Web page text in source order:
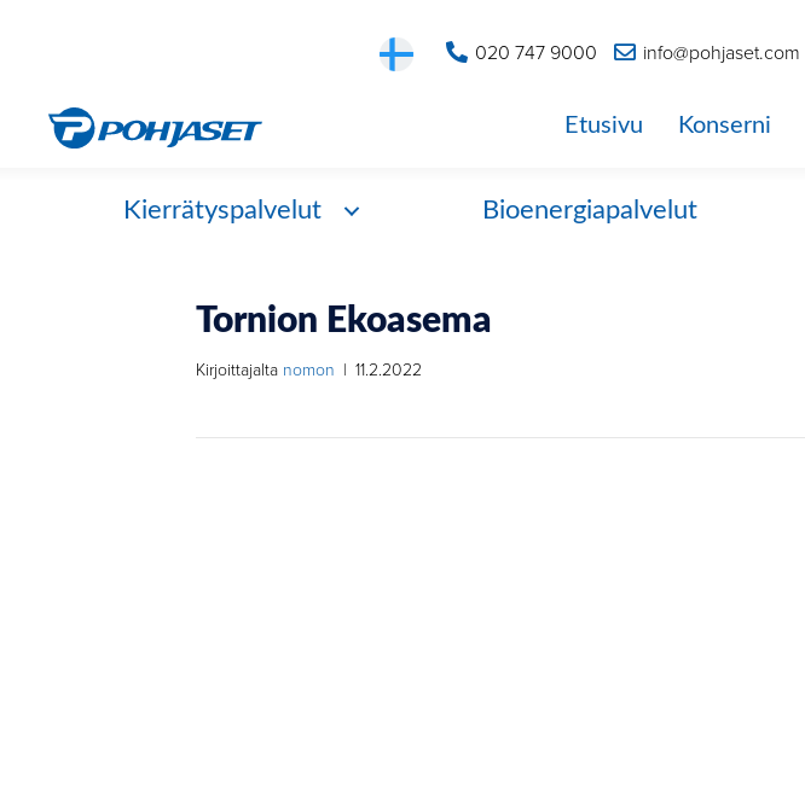
020 747 9000 info@pohjaset.com
Etusivu Konserni
Kierrätyspalvelut Bioenergiapalvelut
Tornion Ekoasema
Kirjoittajalta nomon | 11.2.2022